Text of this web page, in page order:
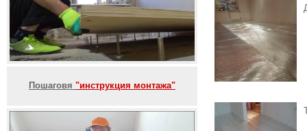
Пошаговя "инструкция монтажа"